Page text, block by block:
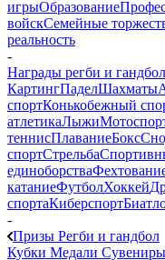
игрыОбразование
войскСемейные
реальность
-
Награды регби и гандбол
КартингПаделШахматы
спортКонькобежный
атлетикаЛыжи
теннисПлаваниеБокс
спортСтрельба
единоборства
катаниеФутболХоккей
спортаКиберспорт
-
Призы Регби и гандбол
Кубки Медали Сувениры